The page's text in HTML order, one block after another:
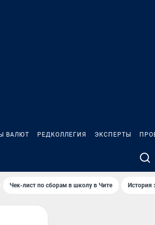
ВАЛЮТ РЕДКОЛЛЕГИЯ ЭКСПЕРТЫ
Чек-лист по сборам в школу в Чите История